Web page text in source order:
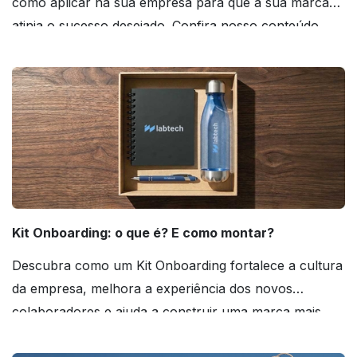
atinja o sucesso desejado. Confira nosso conteúdo
Kit Onboarding: o que é? E como montar?
Descubra como um Kit Onboarding fortalece a cultura
da empresa, melhora a experiência dos novos
colaboradores e ajuda a construir uma marca mais